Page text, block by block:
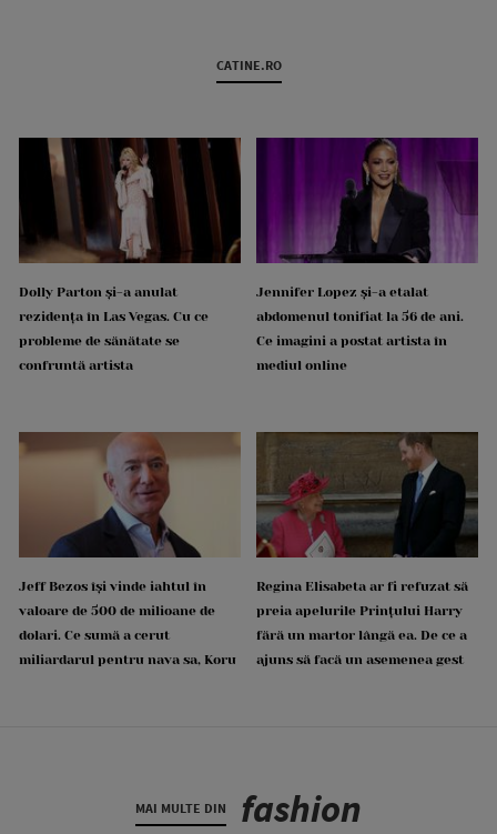
CATINE.RO
Dolly Parton și-a anulat
rezidența în Las Vegas. Cu ce
probleme de sănătate se
confruntă artista
Jennifer Lopez și-a etalat
abdomenul tonifiat la 56 de ani.
Ce imagini a postat artista în
mediul online
Jeff Bezos își vinde iahtul în
valoare de 500 de milioane de
dolari. Ce sumă a cerut
miliardarul pentru nava sa, Koru
Regina Elisabeta ar fi refuzat să
preia apelurile Prințului Harry
fără un martor lângă ea. De ce a
ajuns să facă un asemenea gest
MAI MULTE DIN fashion